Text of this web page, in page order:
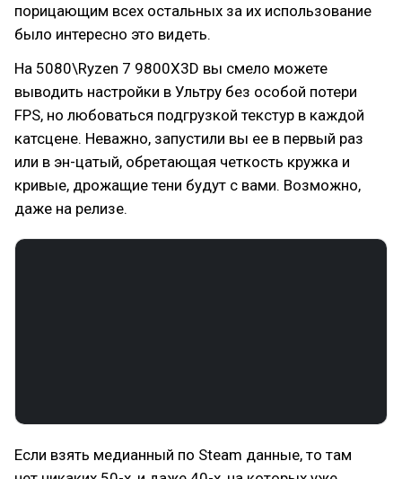
порицающим всех остальных за их использование
было интересно это видеть.
На 5080\Ryzen 7 9800X3D вы смело можете
выводить настройки в Ультру без особой потери
FPS, но любоваться подгрузкой текстур в каждой
катсцене. Неважно, запустили вы ее в первый раз
или в эн-цатый, обретающая четкость кружка и
кривые, дрожащие тени будут с вами. Возможно,
даже на релизе.
Если взять медианный по Steam данные, то там